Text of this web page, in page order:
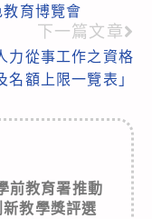
育博覽會
下一篇文章
力從事工作之資格
額上限一覽表」
前教育署推動
教學獎評選